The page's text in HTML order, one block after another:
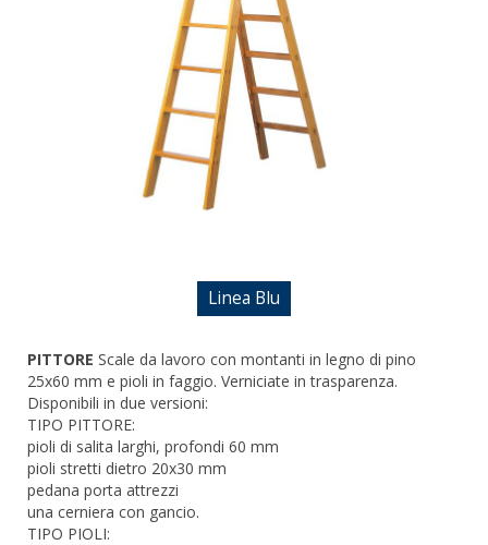
SGABELLI E CAVALLETTI
DOMESTICI SCALE SGABELLI
RAMPE DI CARICO E PASSERELLE
ESPOSITORI
Linea Blu
PITTORE Scale da lavoro con montanti in legno di pino
25x60 mm e pioli in faggio. Verniciate in trasparenza.
Disponibili in due versioni:
TIPO PITTORE:
pioli di salita larghi, profondi 60 mm
pioli stretti dietro 20x30 mm
pedana porta attrezzi
una cerniera con gancio.
TIPO PIOLI: